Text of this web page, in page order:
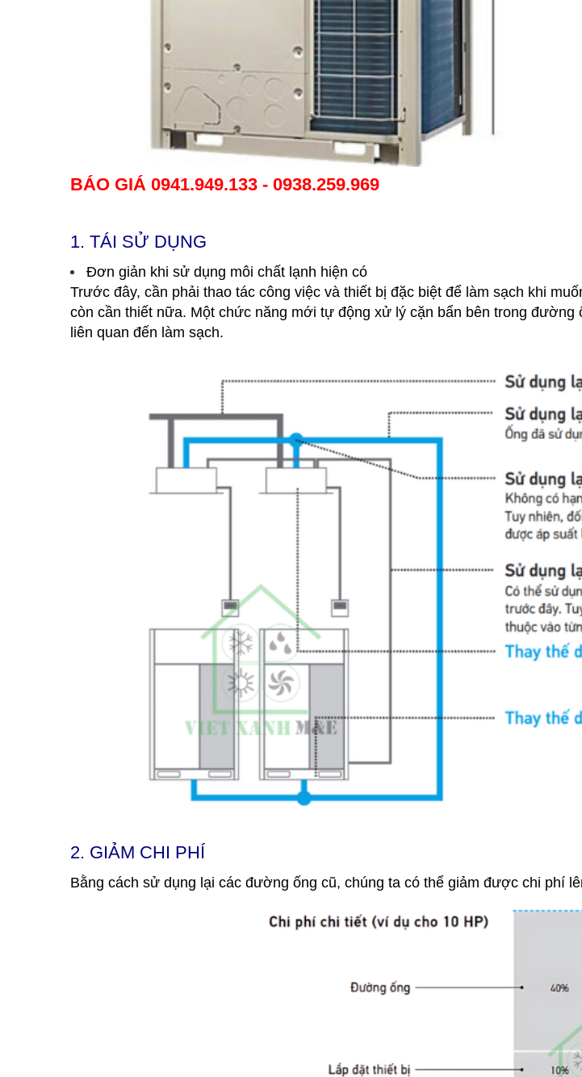
BÁO GIÁ 0941.949.133 - 0938.259.969
1. TÁI SỬ DỤNG
Đơn giản khi sử dụng môi chất lạnh hiện có
Trước đây, cần phải thao tác công việc và thiết bị đặc biệt để làm sạch khi
còn cần thiết nữa. Một chức năng mới tự động xử lý cặn bẩn bên trong
liên quan đến làm sạch.
2. GIẢM CHI PHÍ
Bằng cách sử dụng lại các đường ống cũ, chúng ta có thể giảm được chi phí